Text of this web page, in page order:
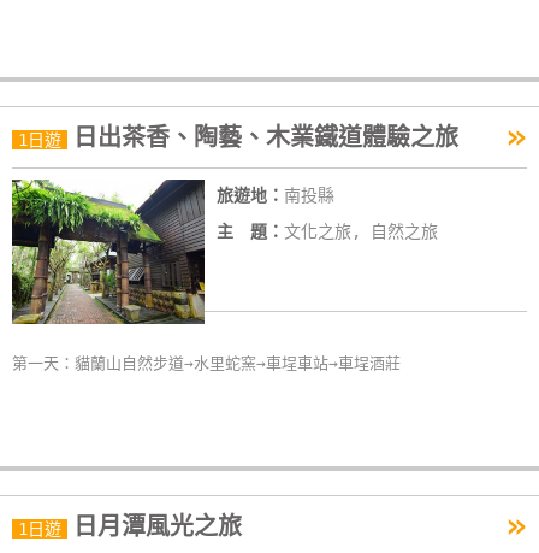
款
據
合
作
提
案
合
作
1日遊 日出茶香、陶藝、木業鐵道體驗之旅 »
旅遊地： 南投縣
主 題： 文化之旅, 自然之旅
第一天：貓蘭山自然步道→水里蛇窯→車埕車站→車埕酒莊
1日遊 日月潭風光之旅 »